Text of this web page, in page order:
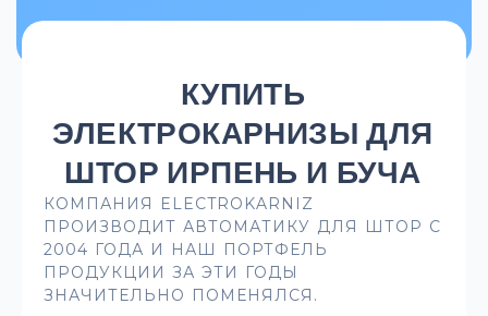
КУПИТЬ
ЭЛЕКТРОКАРНИЗЫ ДЛЯ
ШТОР ИРПЕНЬ И БУЧА
КОМПАНИЯ ELECTROKARNIZ
ПРОИЗВОДИТ АВТОМАТИКУ ДЛЯ ШТОР С
2004 ГОДА И НАШ ПОРТФЕЛЬ
ПРОДУКЦИИ ЗА ЭТИ ГОДЫ
ЗНАЧИТЕЛЬНО ПОМЕНЯЛСЯ.